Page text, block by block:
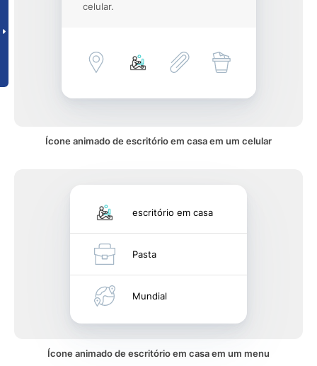
celular.
Ícone animado de escritório em casa em um celular
escritório em casa
Pasta
Mundial
Ícone animado de escritório em casa em um menu